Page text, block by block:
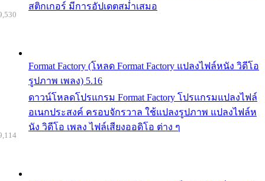
สติกเกอร์ มีการอัปเดตสม่ำเสมอ
Format Factory (โหลด Format Factory แปลงไฟล์หนัง วิดีโอ
รูปภาพ เพลง) 5.16
ดาวน์โหลดโปรแกรม Format Factory โปรแกรมแปลงไฟล์
อเนกประสงค์ ครอบจักรวาล ใช้แปลงรูปภาพ แปลงไฟล์ห
นัง วิดีโอ เพลง ไฟล์เสียงออดิโอ ต่าง ๆ